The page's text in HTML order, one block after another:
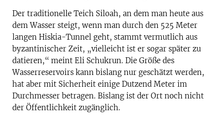
Der traditionelle Teich Siloah, an dem man heute aus
dem Wasser steigt, wenn man durch den 525 Meter
langen Hiskia-Tunnel geht, stammt vermutlich aus
byzantinischer Zeit, „vielleicht ist er sogar später zu
datieren,“ meint Eli Schukrun. Die Größe des
Wasserreservoirs kann bislang nur geschätzt werden,
hat aber mit Sicherheit einige Dutzend Meter im
Durchmesser betragen. Bislang ist der Ort noch nicht
der Öffentlichkeit zugänglich.